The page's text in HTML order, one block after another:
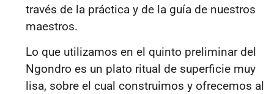
través de la práctica y de la guía de nuestros
maestros.
Lo que utilizamos en el quinto preliminar del
Ngondro es un plato ritual de superficie muy
lisa, sobre el cual construimos y ofrecemos al